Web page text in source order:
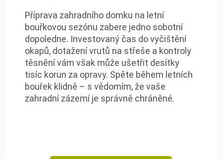
Příprava zahradního domku na letní
bouřkovou sezónu zabere jedno sobotní
dopoledne. Investovaný čas do vyčištění
okapů, dotažení vrutů na střeše a kontroly
těsnění vám však může ušetřit desítky
tisíc korun za opravy. Spěte během letních
bouřek klidně – s vědomím, že vaše
zahradní zázemí je správně chráněné.